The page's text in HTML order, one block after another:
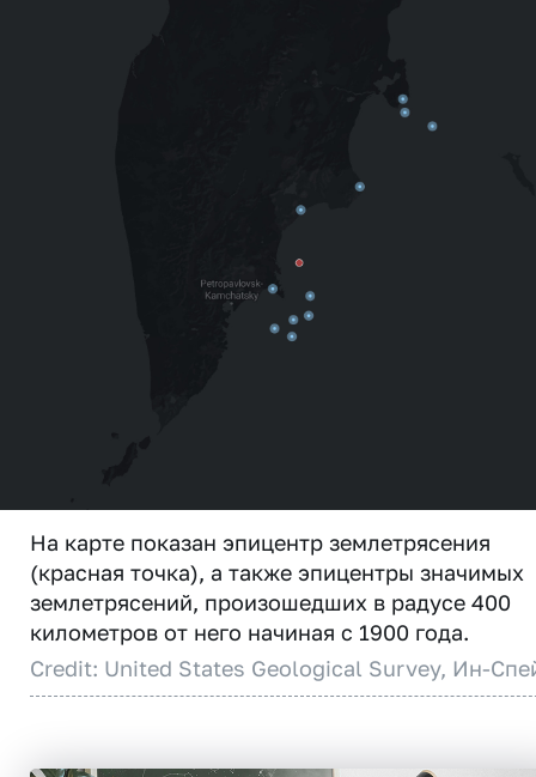
На карте показан эпицентр землетрясения
(красная точка), а также эпицентры значимых
землетрясений, произошедших в радусе 400
километров от него начиная с 1900 года.
Credit: United States Geological Survey, Ин-